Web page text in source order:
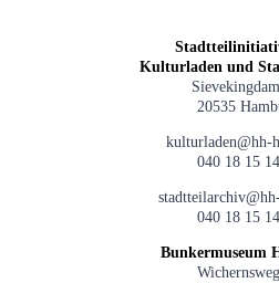
Kulturladen und
20535
kulturladen@hh-
040 18 15
040 18 15
Bunkermuseum